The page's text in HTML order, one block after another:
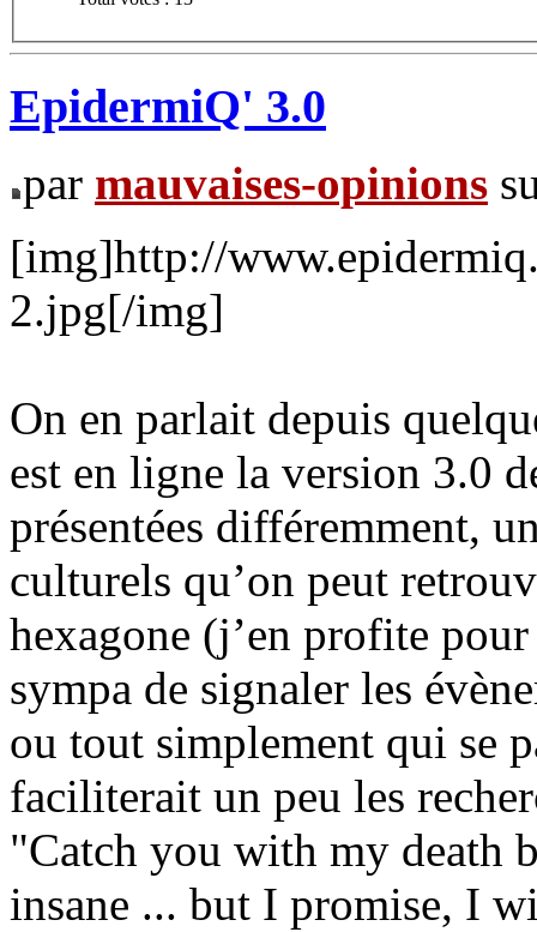
EpidermiQ' 3.0
par mauvaises-opinions
[img]http://
2.jpg[/img]
On en parlait depuis
est en ligne la version 3.0
présentées différemment,
culturels qu’on peut
hexagone (j’en profite
sympa de signaler les
ou tout simplement qui se
faciliterait un peu les
"Catch you with my death
insane ... but I promise, I